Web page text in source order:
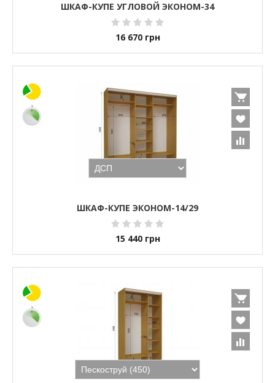
ШКАФ-КУПЕ УГЛОВОЙ ЭКОНОМ-34
16 670 грн
ШКАФ-КУПЕ ЭКОНОМ-14/29
15 440 грн